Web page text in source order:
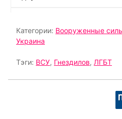
Категории: Вооруженные
Украина
Тэги: ВСУ, Гнездилов, ЛГБТ